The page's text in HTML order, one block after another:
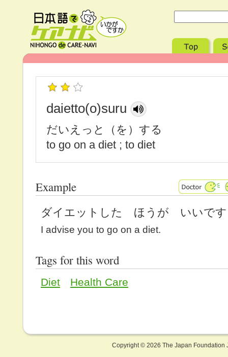
daietto(o)suru
だいえっと（を）する
to go on a diet ; to diet
Example
ダイエットした ほうが いいです
I advise you to go on a diet.
Tags for this word
Diet Health Care
Copyright © 2026 The Japan Foundation